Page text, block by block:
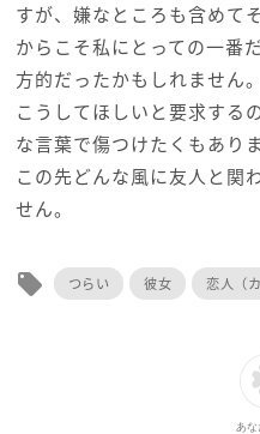
すが、嫌なところも含めて
からこそ私にとっての一番
方的だったかもしれません。
こうしてほしいと要求する
な言葉で傷つけたくもあり
この先どんな風に友人と関
せん。
local_offer つらい 彼女 恋人（
あな